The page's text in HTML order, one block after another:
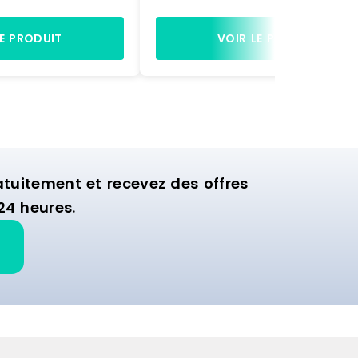
être montée.
et de 2 bras
structure est
PRODUIT
la photo, prête à être montée.
Equipée de 4 étagères et de 2
de suspension, cette structure
VOIR LE PRODUIT
et recevez des offres
heures.